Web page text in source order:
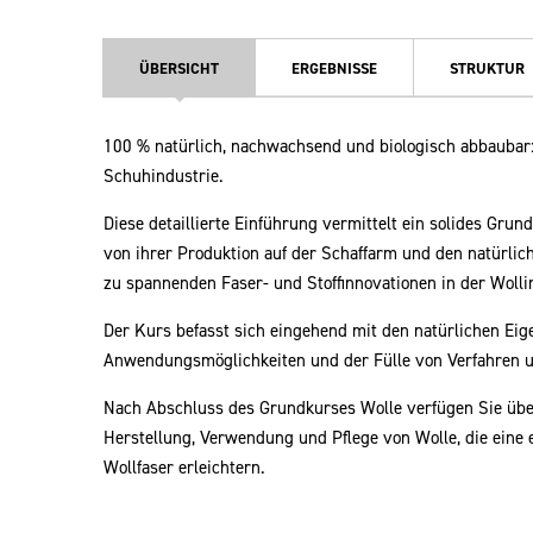
ÜBERSICHT ERGEBNISSE STRUKTUR
100 % natürlich, nachwachsend und biologisch
Schuhindustrie.
Diese detaillierte Einführung vermittelt ein solides
von ihrer Produktion auf der Schaffarm und den
zu spannenden Faser- und Stoffinnovationen in der
Der Kurs befasst sich eingehend mit den natürlichen
Anwendungsmöglichkeiten und der Fülle von Verfahren
Nach Abschluss des Grundkurses Wolle verfügen Sie
Herstellung, Verwendung und Pflege von Wolle, die
Wollfaser erleichtern.